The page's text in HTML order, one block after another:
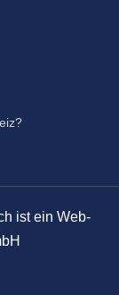
ist ein Web-